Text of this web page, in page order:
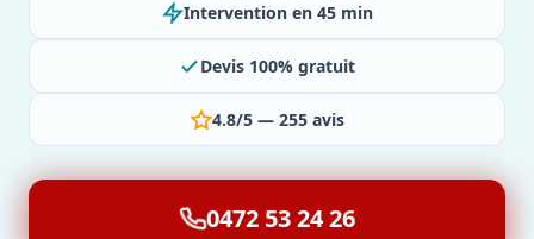
Intervention en 45 min
Devis 100% gratuit
4.8/5 — 255 avis
0472 53 24 26